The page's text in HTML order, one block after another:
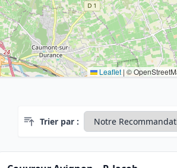
Leaflet | ©
Trier par :